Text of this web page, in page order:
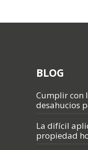
BLOG
Cumplir con
desahucios
La difícil
propiedad